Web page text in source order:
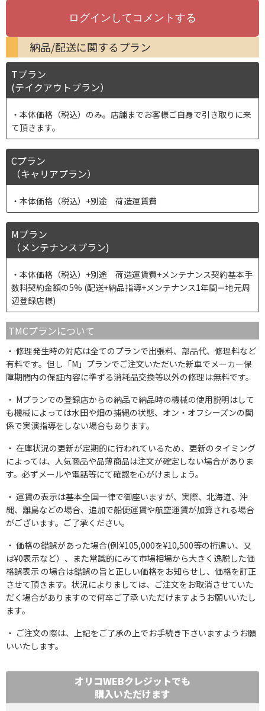
納品/配送に関するプラン
Tプラン
(テイクアウトプラン）
本体価格（税込）のみ。店舗までお客様ご自身で引き取りに来
て頂きます。
Cプラン
（キャリアプラン）
本体価格（税込）+別途 荷造運賃費
Mプラン
（メンテナンスプラン)
本体価格（税込）+別途 荷造運賃費+メンテナンス契約基本手
数料契約金額の5% (配送+納品指導+メンテナンス1年間＝地元周
辺登録店様)
TMCプランについて
修理発生時の対応は全てのプランで出張料、部品代、修理料など
有料です。但し「M」プランでご注文いただいた新車でメーカー保
障期間内の保証内容に準ずる消耗品交換等以外の修理は無料です。
Mプランでの登録店からの納品で納品時の機械の使用説明はして
も機械によっては水田や畑の捕縄の状態、オン・オフシーズンの関
係で実演指導をしない場合もあります。
在庫状況の更新が定期的に行われているため、更新のタイミング
によっては、人気商品や品薄商品は注文が確定しない場合がありま
す。必ずメールや電話等にて確認を心がけましょう。
運賃の表示は基本全国一律で御座いますが、実際、北海道、沖
縄、離島などの場合、追加で船便運賃や航空運賃が加算される場合
がございます。ご了承ください。
価格の錯誤があった場合(例:¥105,000を¥10,500等の桁違い、又
は¥0表示など）、また常識的にみて市場相場から大きく逸脱した価
格誤表示 の場合は錯誤の旨と正しい価格をお知らせし、価格を訂正
させて頂きます。状況によりましては、ご注文をお取消させていた
だく場合がありますので何卒ご了承 いただけますようお願いいたし
ます。
ご注文の際は、上記をご了承の上でお手続き下さいますようお願
いいたします。
オリコWEBクレジットでも
購入いただけます